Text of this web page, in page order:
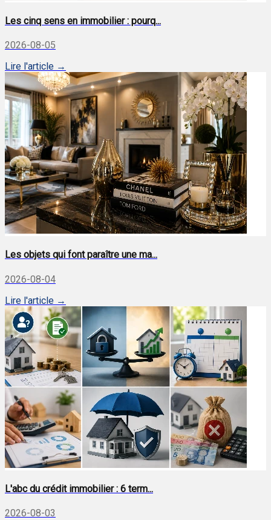
Les cinq sens en immobilier : pourq...
2026-08-05
Lire l'article →
Les objets qui font paraître une ma...
2026-08-04
Lire l'article →
L'abc du crédit immobilier : 6 term...
2026-08-03